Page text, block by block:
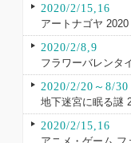
2020/2/15,16
アートナゴヤ 2020
2020/2/8,9
フラワーバレンタ
2020/2/20～8/30
地下迷宮に眠る謎
2020/2/15,16